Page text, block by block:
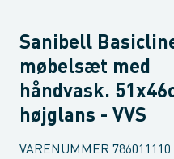
Sanibell
møbelsæt med
håndvask.
højglans - VVS
VARENUMMER 786011110